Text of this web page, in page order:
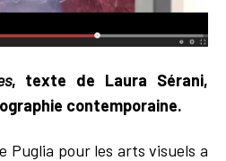
, texte de Laura Sérani,
contemporaine.
Puglia pour les arts visuels a